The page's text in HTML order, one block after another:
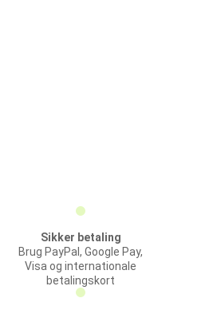
Sikker betaling
Brug PayPal, Google Pay,
Visa og internationale
betalingskort